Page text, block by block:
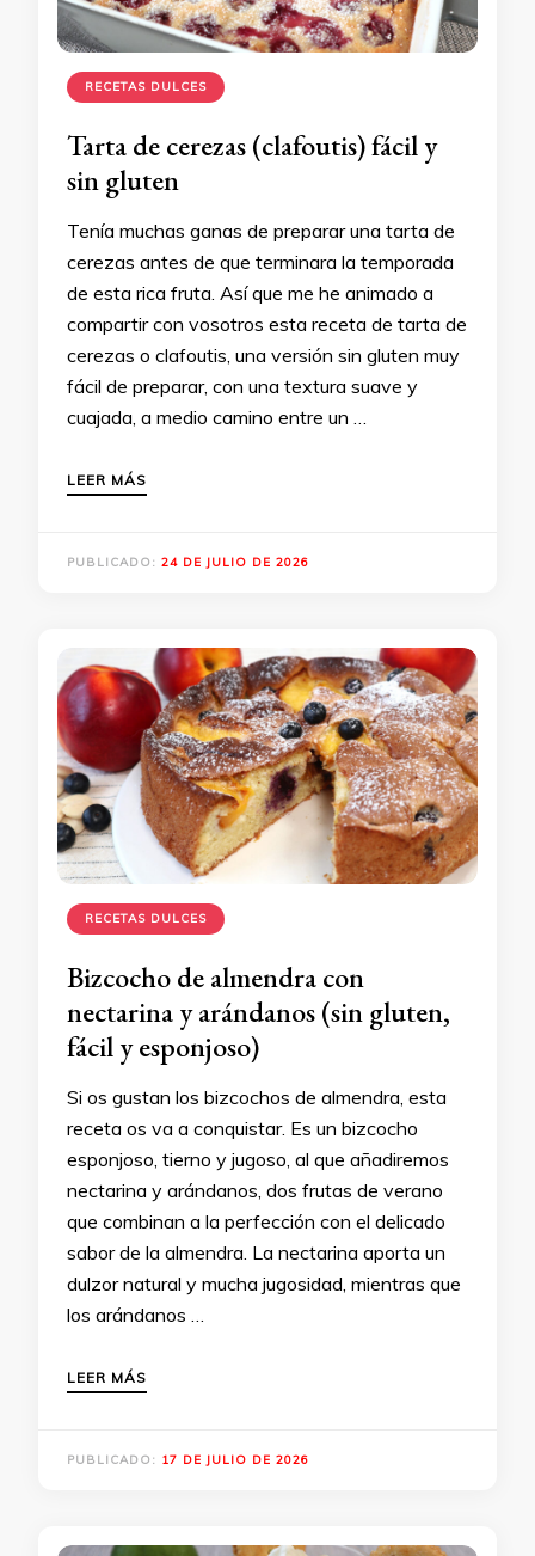
RECETAS DULCES
Tarta de cerezas (clafoutis) fácil y
sin gluten
Tenía muchas ganas de preparar una tarta de
cerezas antes de que terminara la temporada
de esta rica fruta. Así que me he animado a
compartir con vosotros esta receta de tarta de
cerezas o clafoutis, una versión sin gluten muy
fácil de preparar, con una textura suave y
cuajada, a medio camino entre un …
LEER MÁS
PUBLICADO: 24 DE JULIO DE 2026
RECETAS DULCES
Bizcocho de almendra con
nectarina y arándanos (sin gluten,
fácil y esponjoso)
Si os gustan los bizcochos de almendra, esta
receta os va a conquistar. Es un bizcocho
esponjoso, tierno y jugoso, al que añadiremos
nectarina y arándanos, dos frutas de verano
que combinan a la perfección con el delicado
sabor de la almendra. La nectarina aporta un
dulzor natural y mucha jugosidad, mientras que
los arándanos …
LEER MÁS
PUBLICADO: 17 DE JULIO DE 2026